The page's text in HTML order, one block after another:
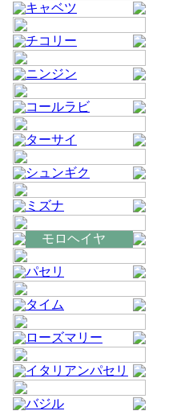
キャベツ
チコリー
ニンジン
コールラビ
ターサイ
シュンギク
ミズナ
モロヘイヤ
パセリ
タイム
ローズマリー
イタリアンパセリ
バジル